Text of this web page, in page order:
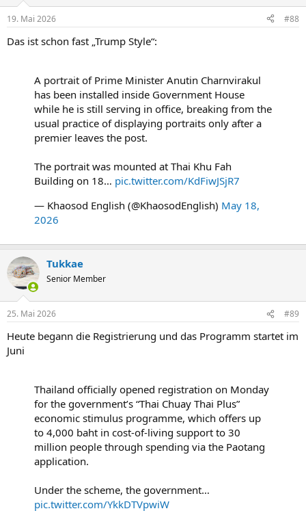
19. Mai 2026 #88
Das ist schon fast „Trump Style“:
A portrait of Prime Minister Anutin Charnvirakul
has been installed inside Government House
while he is still serving in office, breaking from the
usual practice of displaying portraits only after a
premier leaves the post.
The portrait was mounted at Thai Khu Fah
Building on 18… pic.twitter.com/KdFiwJSjR7
— Khaosod English (@KhaosodEnglish) May 18,
2026
Tukkae
Senior Member
25. Mai 2026 #89
Heute begann die Registrierung und das Programm startet im
Juni
Thailand officially opened registration on Monday
for the government’s “Thai Chuay Thai Plus”
economic stimulus programme, which offers up
to 4,000 baht in cost-of-living support to 30
million people through spending via the Paotang
application.
Under the scheme, the government…
pic.twitter.com/YkkDTVpwiW